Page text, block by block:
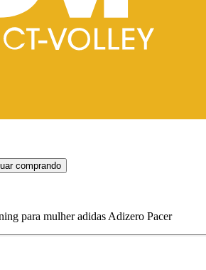
comprando
para mulher adidas Adizero Pacer